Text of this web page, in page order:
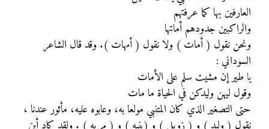
العارفين بها كما عرفتهم
والراكبين جدودهم أماتها
ونحن نقول ( أمات ) ولا نقول ( أمهات ). وقد قال الشاعر
السوداني :
ياطير إن مشيت سلم على الأمات
وقول ليهن وليدكن في الحياة ما مات
حتى التصغير الذي كان المتنبي مولعا به، وعابوه عليه، مأثور عندنا ،